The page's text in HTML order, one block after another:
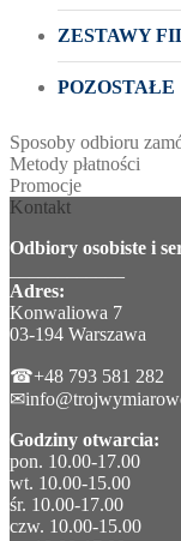
ZESTAWY
POZOSTAŁE
Sposoby odbioru
Metody płatności
Promocje
Kontakt
Odbiory osobiste i
Adres:
Konwaliowa 7
03-194 Warszawa
☎+48 793 581 282
Godziny otwarcia:
pon. 10.00-17.00
wt. 10.00-15.00
śr. 10.00-17.00
czw. 10.00-15.00